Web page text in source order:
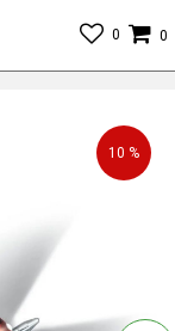
0
0
10 %